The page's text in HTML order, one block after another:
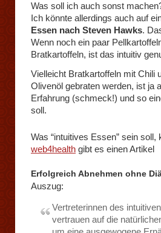
Was soll ich auch sonst
Ich könnte allerdings auch auf
Essen nach Steven Hawks.
Wenn noch ein paar
Bratkartoffeln, ist das intuitiv
Vielleicht Bratkartoffeln mit Chili
Olivenöl gebraten werden, ist ja
Erfahrung (schmeck!) und so
soll.
Was “intuitives Essen” sein
web4health gibt es einen Artikel
Erfolgreich Abnehmen ohne
Auszug:
Vertreterinnen des
vertrauen auf die